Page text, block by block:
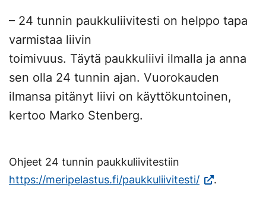
– 24 tunnin paukkuliivitesti on helppo tapa
varmistaa liivin
toimivuus. Täytä paukkuliivi ilmalla ja anna
sen olla 24 tunnin ajan. Vuorokauden
ilmansa pitänyt liivi on käyttökuntoinen,
kertoo Marko Stenberg.
Ohjeet 24 tunnin paukkuliivitestiin
https://meripelastus.fi/paukkuliivitesti/(Vieraile
.